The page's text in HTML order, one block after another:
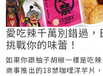
愛吃辣千萬別錯過
挑戰你的味蕾！
如果你跟柚子胡椒一樣是吃
商事推出的18禁咖哩洋芋片